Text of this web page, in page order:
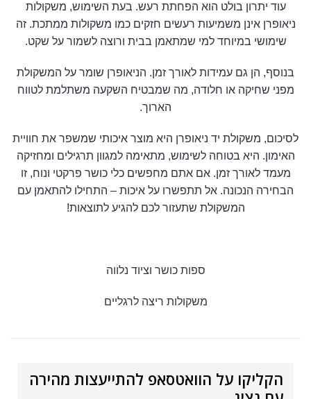
עוד יתרון בולט הוא הפחתת רעש. בעת השימוש, משקולות
ניאופרן אינן משמיעות רעשים חזקים כמו משקולות ממתכת. זה
שימושי במיוחד למי שמתאמן בבית ורוצה לשמור על שקט.
בנוסף, הן גם עמידות לאורך זמן. הניאופרן שומר על המשקולת
מפני שחיקה או חלודה, מה שמבטיח השקעה משתלמת לטווח
הארוך.
לסיכום, משקולת יד ניאופרן היא מוצר איכותי שמשפר את חוויית
האימון. היא בטוחה לשימוש, מתאימה למגוון תרגילים ומחזיקה
מעמד לאורך זמן. אם אתם מחפשים כלי כושר פרקטי ונוח, זו
הבחירה הנכונה. אל תתפשרו על איכות – התחילו להתאמן עם
המשקולת שתעזור לכם להגיע לתוצאות!
ספות כושר וציוד נלווה
משקולות ריצה לרגליים
הקליקו על הוואטסאפ להתייעצות מהירה